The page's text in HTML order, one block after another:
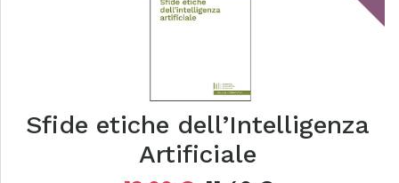
Sfide etiche dell’Intelligenza
Artificiale